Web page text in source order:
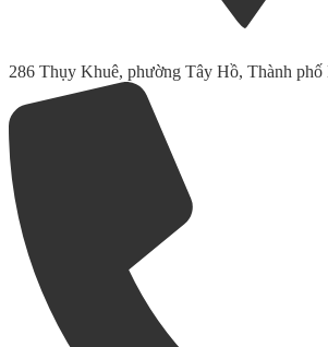
286 Thụy Khuê, phường Tây Hồ, Thành phố